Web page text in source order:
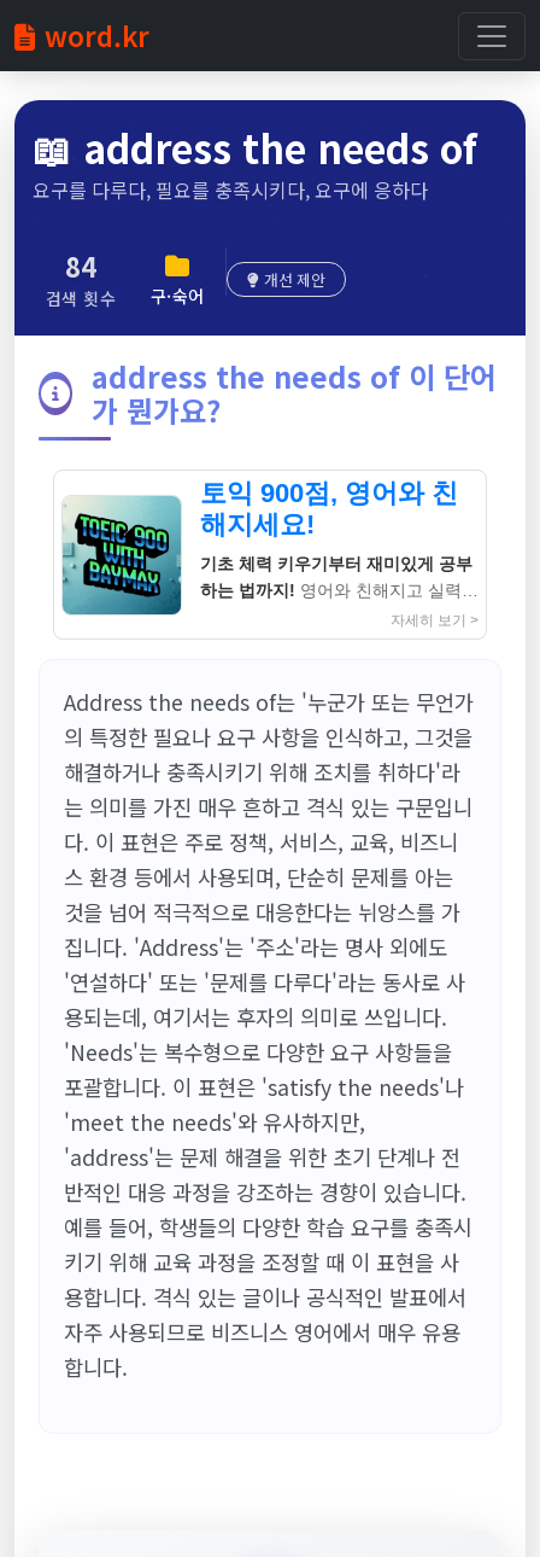
word.kr
📖 address the needs of
요구를 다루다, 필요를 충족시키다, 요구에 응하다
84
검색 횟수 구·숙어
개선 제안
address the needs of 이 단어
가 뭔가요?
토익 900점, 영어와 친
해지세요!
기초 체력 키우기부터 재미있게 공부
하는 법까지! 영어와 친해지고 실력까
자세히 보기 >
Address the needs of는 '누군가 또는 무언가
의 특정한 필요나 요구 사항을 인식하고, 그것을
해결하거나 충족시키기 위해 조치를 취하다'라
는 의미를 가진 매우 흔하고 격식 있는 구문입니
다. 이 표현은 주로 정책, 서비스, 교육, 비즈니
스 환경 등에서 사용되며, 단순히 문제를 아는
것을 넘어 적극적으로 대응한다는 뉘앙스를 가
집니다. 'Address'는 '주소'라는 명사 외에도
'연설하다' 또는 '문제를 다루다'라는 동사로 사
용되는데, 여기서는 후자의 의미로 쓰입니다.
'Needs'는 복수형으로 다양한 요구 사항들을
포괄합니다. 이 표현은 'satisfy the needs'나
'meet the needs'와 유사하지만,
'address'는 문제 해결을 위한 초기 단계나 전
반적인 대응 과정을 강조하는 경향이 있습니다.
예를 들어, 학생들의 다양한 학습 요구를 충족시
키기 위해 교육 과정을 조정할 때 이 표현을 사
용합니다. 격식 있는 글이나 공식적인 발표에서
자주 사용되므로 비즈니스 영어에서 매우 유용
합니다.